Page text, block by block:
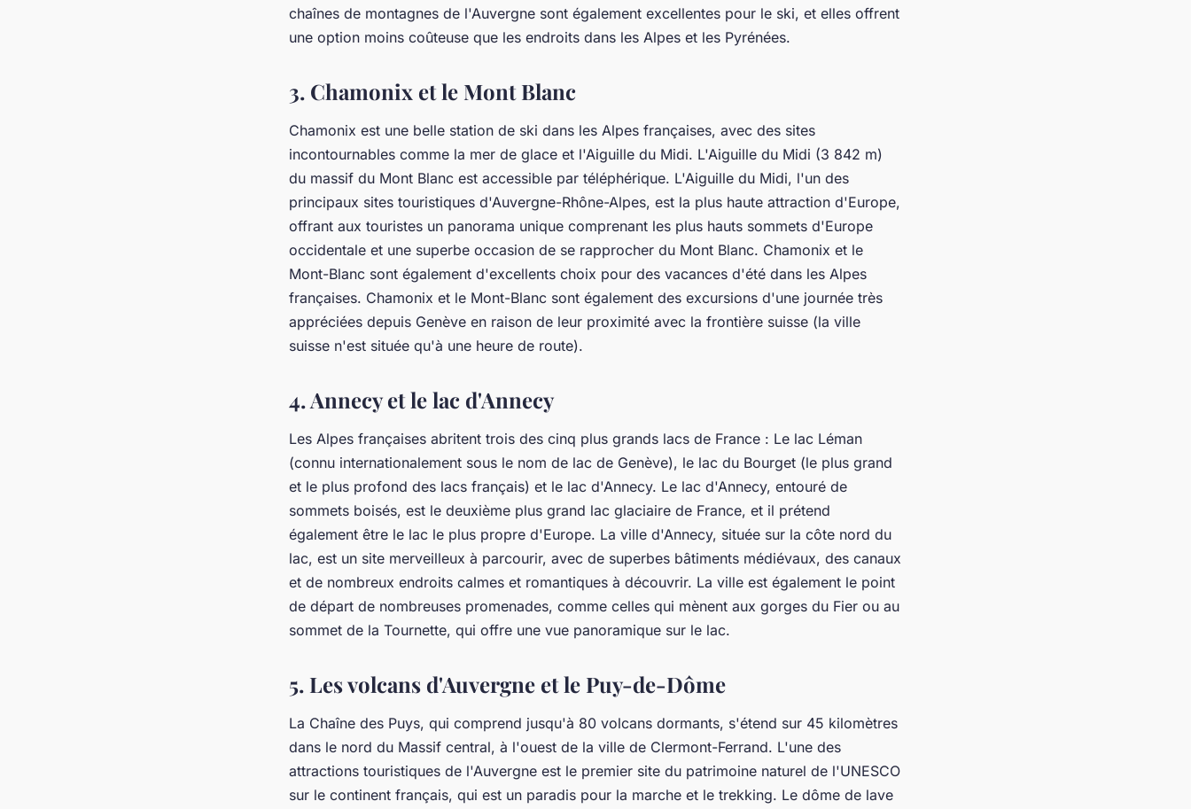
chaînes de montagnes de l'Auvergne sont également excellentes pour le ski, et elles offrent
une option moins coûteuse que les endroits dans les Alpes et les Pyrénées.
3. Chamonix et le Mont Blanc
Chamonix est une belle station de ski dans les Alpes françaises, avec des sites
incontournables comme la mer de glace et l'Aiguille du Midi. L'Aiguille du Midi (3 842 m)
du massif du Mont Blanc est accessible par téléphérique. L'Aiguille du Midi, l'un des
principaux sites touristiques d'Auvergne-Rhône-Alpes, est la plus haute attraction d'Europe,
offrant aux touristes un panorama unique comprenant les plus hauts sommets d'Europe
occidentale et une superbe occasion de se rapprocher du Mont Blanc. Chamonix et le
Mont-Blanc sont également d'excellents choix pour des vacances d'été dans les Alpes
françaises. Chamonix et le Mont-Blanc sont également des excursions d'une journée très
appréciées depuis Genève en raison de leur proximité avec la frontière suisse (la ville
suisse n'est située qu'à une heure de route).
4. Annecy et le lac d'Annecy
Les Alpes françaises abritent trois des cinq plus grands lacs de France : Le lac Léman
(connu internationalement sous le nom de lac de Genève), le lac du Bourget (le plus grand
et le plus profond des lacs français) et le lac d'Annecy. Le lac d'Annecy, entouré de
sommets boisés, est le deuxième plus grand lac glaciaire de France, et il prétend
également être le lac le plus propre d'Europe. La ville d'Annecy, située sur la côte nord du
lac, est un site merveilleux à parcourir, avec de superbes bâtiments médiévaux, des canaux
et de nombreux endroits calmes et romantiques à découvrir. La ville est également le point
de départ de nombreuses promenades, comme celles qui mènent aux gorges du Fier ou au
sommet de la Tournette, qui offre une vue panoramique sur le lac.
5. Les volcans d'Auvergne et le Puy-de-Dôme
La Chaîne des Puys, qui comprend jusqu'à 80 volcans dormants, s'étend sur 45 kilomètres
dans le nord du Massif central, à l'ouest de la ville de Clermont-Ferrand. L'une des
attractions touristiques de l'Auvergne est le premier site du patrimoine naturel de l'UNESCO
sur le continent français, qui est un paradis pour la marche et le trekking. Le dôme de lave